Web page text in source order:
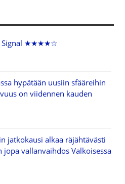
Signal ★★★★☆
hypätään uusiin sfääreihin
on viidennen kauden
jatkokausi alkaa räjähtävästi
jopa vallanvaihdos Valkoisessa